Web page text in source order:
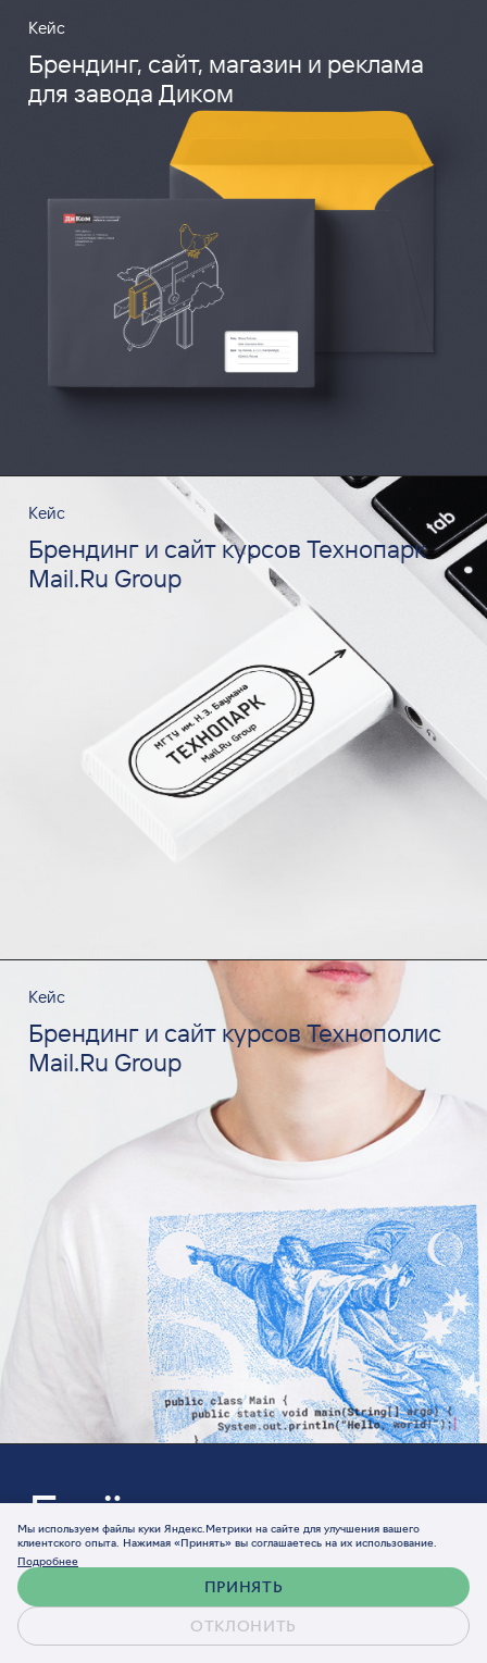
Кейс
Брендинг, сайт, магазин и реклама
для завода Диком
Кейс
Брендинг и сайт курсов Технопарк
Mail.Ru Group
Кейс
Брендинг и сайт курсов Технополис
Mail.Ru Group
Ещё проекты
Мы используем файлы куки Яндекс.Метрики на сайте для улучшения вашего
клиентского опыта. Нажимая «Принять» вы соглашаетесь на их использование.
Подробнее
ПРИНЯТЬ
ОТКЛОНИТЬ